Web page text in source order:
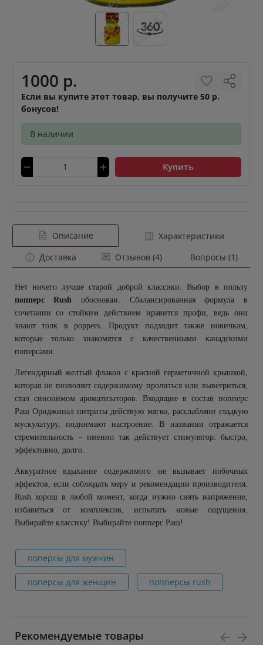
1000 р.
Если вы купите этот товар, вы получите 50 р.
бонусов!
В наличии
Купить
Описание
Характеристики
Доставка
Отзывов (4) Вопросы (1)
Нет ничего лучше старой доброй классики. Выбор в пользу
попперсRush обоснован. Сбалансированная формула в
сочетании со стойким действием нравится профи, ведь они
знают толк вpoppers. Продукт подходит также новичкам,
которые только знакомятся с качественными канадскими
поперсами.
Легендарный желтый флакон с красной герметичной крышкой,
которая не позволяет содержимому пролиться или выветриться,
стал синонимом ароматизаторов. Входящие в состав попперс
Раш Ориджинал нитриты действую мягко, расслабляют гладкую
мускулатуру, поднимают настроение. В названии отражается
стремительность – именно так действует стимулятор: быстро,
эффективно, долго.
Аккуратное вдыхание содержимого не вызывает побочных
эффектов, если соблюдать меру и рекомендации производителя.
Rushхорош в любой момент, когда нужно снять напряжение,
избавиться от комплексов, испытать новые ощущения.
Выбирайте классику! Выбирайте попперс Раш!
поперсы для мужчин
поперсы для женщин попперсы rush
Рекомендуемые товары